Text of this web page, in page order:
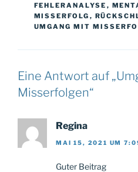
FEHLERANALYSE ,
MISSERFOLG ,
UMGANG MIT
Eine Antwort auf
Misserfolgen“
Regina
MAI 15, 2021 UM
Guter Beitrag